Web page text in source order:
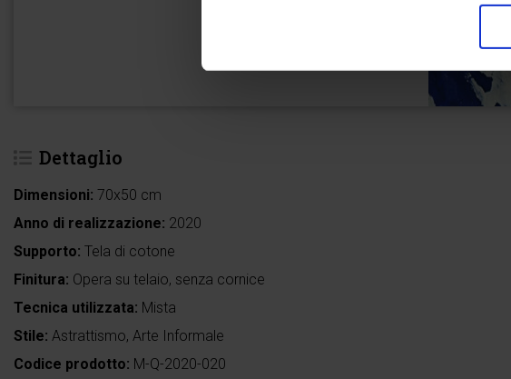
Dettaglio
Dimensioni: 70x50 cm
Anno di realizzazione: 2020
Supporto: Tela di cotone
Finitura: Opera su telaio, senza cornice
Tecnica utilizzata: Mista
Stile: Astrattismo, Arte Informale
Codice prodotto: M-Q-2020-020